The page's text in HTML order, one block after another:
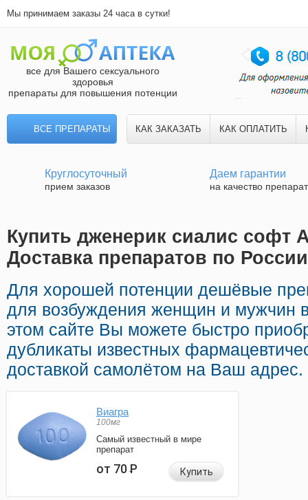
Мы принимаем заказы 24 часа в сутки!
все для Вашего сексуального
здоровья
препараты для повышения потенции
ВСЕ ПРЕПАРАТЫ КАК ЗАКАЗАТЬ КАК ОПЛАТИТЬ
Круглосуточный
прием заказов
Даем гарантии
на качество
Купить дженерик сиалис софт
Доставка препаратов по России
Для хорошей потенции дешёвые
для возбуждения женщин и мужчин
этом сайте Вы можете быстро
дубликаты известных
доставкой самолётом на Ваш адрес.
Виагра
100мг
Самый известный в мире
препарат
от 70Р Купить